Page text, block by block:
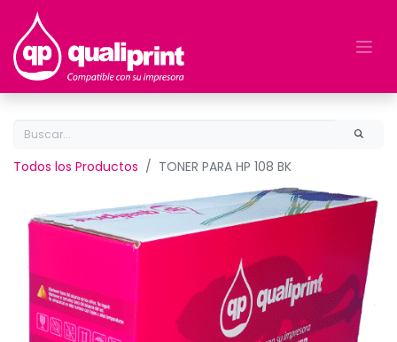
Todos los Productos TONER PARA HP 108 BK